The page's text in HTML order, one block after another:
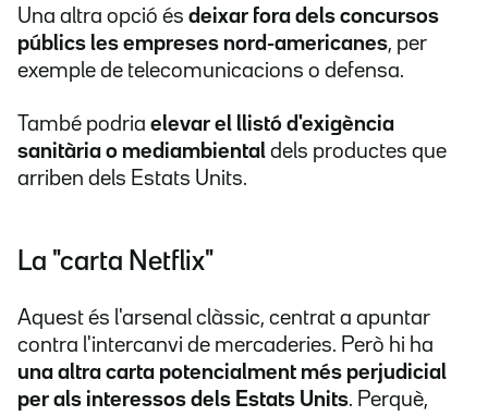
Una altra opció és deixar fora dels concursos
públics les empreses nord-americanes, per
exemple de telecomunicacions o defensa.
També podria elevar el llistó d'exigència
sanitària o mediambiental dels productes que
arriben dels Estats Units.
La "carta Netflix"
Aquest és l'arsenal clàssic, centrat a apuntar
contra l'intercanvi de mercaderies. Però hi ha
una altra carta potencialment més perjudicial
per als interessos dels Estats Units. Perquè,